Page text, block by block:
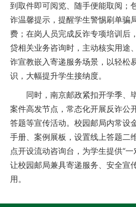
到取件即可阅览、随手便能取阅；
诈温馨提示，提醒学生警惕刷单骗
费；在岗人员完成反诈专项培训后
贷相关业务咨询时，主动核实用途
诈宣教嵌入寄递服务场景，以轻松
识，大幅提升学生接纳度。
同时，南京邮政紧扣开学季、毕
案件高发节点，常态化开展反诈公
答题等宣传活动。校园邮局内常设
手册、案例展板，设置线上答题二
点开设流动咨询台，为学生提供“一
让校园邮局兼具寄递服务、安全宣
用。